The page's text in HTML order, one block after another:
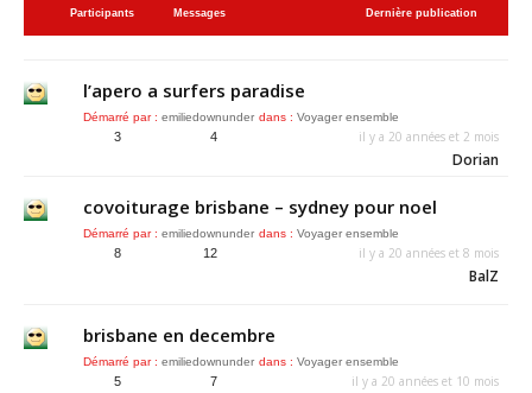
Participants Messages Dernière publication
l’apero a surfers paradise
Démarré par : emiliedownunder dans : Voyager ensemble
3 4 il y a 20 années et 2 mois
Dorian
covoiturage brisbane – sydney pour noel
Démarré par : emiliedownunder dans : Voyager ensemble
8 12 il y a 20 années et 8 mois
BalZ
brisbane en decembre
Démarré par : emiliedownunder dans : Voyager ensemble
5 7 il y a 20 années et 10 mois